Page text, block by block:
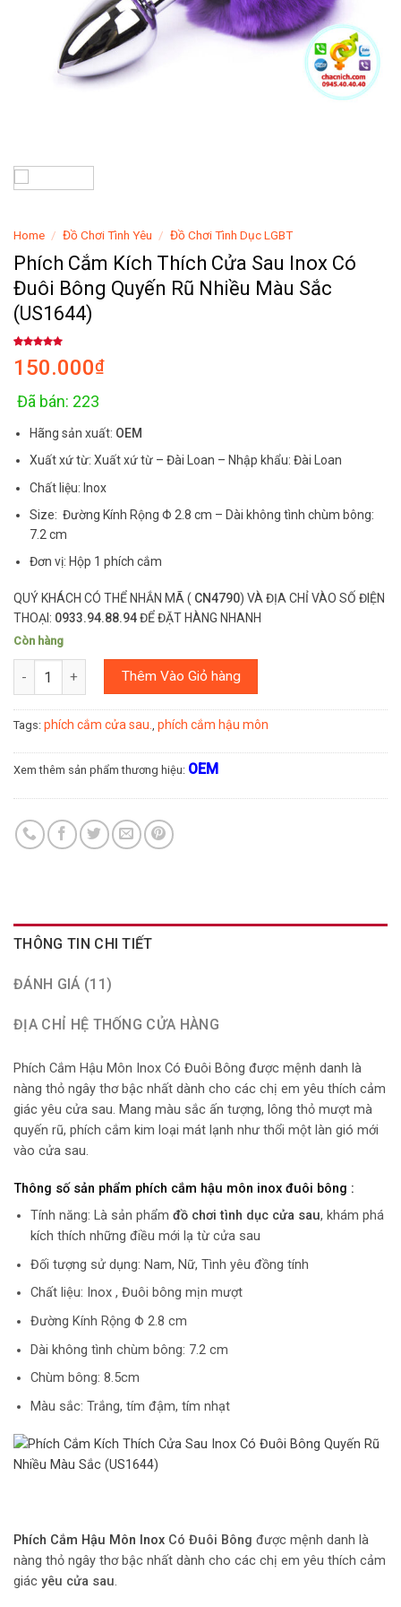
Home / Đồ Chơi Tình Yêu / Đồ Chơi Tình Dục LGBT
Phích Cắm Kích Thích Cửa Sau Inox Có
Đuôi Bông Quyến Rũ Nhiều Màu Sắc
(US1644)
out of 5
based on
ratings
150.000₫
Đã bán: 223
Hãng sản xuất: OEM
Xuất xứ từ: Xuất xứ từ – Đài Loan – Nhập khẩu: Đài Loan
Chất liệu: Inox
Size: Đường Kính Rộng Φ 2.8 cm – Dài không tình chùm bông:
7.2 cm
Đơn vị: Hộp 1 phích cắm
QUÝ KHÁCH CÓ THỂ NHẮN MÃ ( CN4790) VÀ ĐỊA CHỈ VÀO SỐ ĐIỆN
THOẠI: 0933.94.88.94ĐỂ ĐẶT HÀNG NHANH
Còn hàng
Số lượng Thêm Vào Giỏ hàng
Tags: phích cắm cửa sau., phích cắm hậu môn
Xem thêm sản phẩm thương hiệu: OEM
THÔNG TIN CHI TIẾT
ĐÁNH GIÁ (11)
ĐỊA CHỈ HỆ THỐNG CỬA HÀNG
Phích Cắm Hậu Môn Inox Có Đuôi Bông được mệnh danh là
nàng thỏ ngây thơ bậc nhất dành cho các chị em yêu thích cảm
giác yêu cửa sau. Mang màu sắc ấn tượng, lông thỏ mượt mà
quyến rũ, phích cắm kim loại mát lạnh như thổi một làn gió mới
vào cửa sau.
Thông số sản phẩm phích cắm hậu môn inox đuôi bông :
Tính năng: Là sản phẩm đồ chơi tình dục cửa sau, khám phá
kích thích những điều mới lạ từ cửa sau
Đối tượng sử dụng: Nam, Nữ, Tình yêu đồng tính
Chất liệu: Inox , Đuôi bông mịn mượt
Đường Kính Rộng Φ 2.8 cm
Dài không tình chùm bông: 7.2 cm
Chùm bông: 8.5cm
Màu sắc: Trắng, tím đậm, tím nhạt
Phích Cắm Hậu Môn Inox Có Đuôi Bông được mệnh danh là
nàng thỏ ngây thơ bậc nhất dành cho các chị em yêu thích cảm
giác yêu cửa sau.